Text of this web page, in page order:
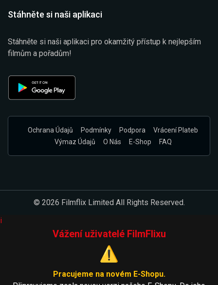
Stáhněte si naši aplikaci
Stáhněte si naši aplikaci pro okamžitý přístup k nejlepším
filmům a pořadům!
Ochrana Údajů Podmínky Podpora
Vrácení Plateb
Výmaz Údajů
O Nás E-Shop FAQ
© 2026 Filmflix Limited All Rights Reserved.
i
Vážení uživatelé FilmFlixu
⚠️
Pracujeme na novém E-Shopu.